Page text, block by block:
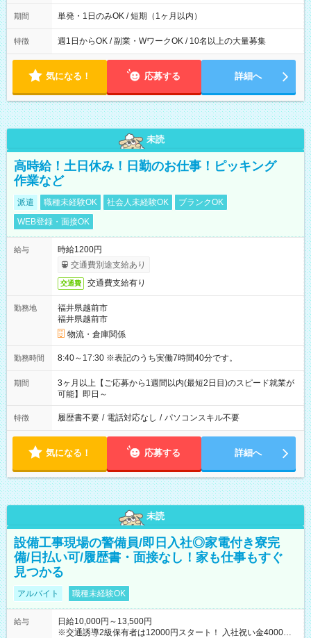
間は 試験により異なります。
期間 単発・1日のみOK / 短期（1ヶ月以内）
特徴 週1日からOK / 副業・WワークOK / 10名以上の大量募集
気になる！ 応募する 詳細へ
未読
高時給！土日休み！日勤のお仕事！ピッキング
作業など
派遣 職種未経験OK 社会人未経験OK
ブランクOK
WEB登録・面接OK
給与
時給1200円
交通費別途支給あり
交通費 交通費支給有り
勤務地
福井県越前市
福井県越前市
物流・倉庫関係
勤務時間 8:40～17:30 ※表記のうち実働7時間40分です。
期間
3ヶ月以上【ご応募から1週間以内(最短2日目)のスピード就業が
可能】即日～
特徴 履歴書不要 / 電話対応なし / パソコンスキル不要
気になる！ 応募する 詳細へ
未読
設備工事現場の警備員/即日入社◎家電付き寮完
備/日払い可/履歴書・面接なし！家も仕事もすぐ
見つかる
アルバイト 職種未経験OK
給与
日給10,000円～13,500円
※交通誘導2級保有者は12000円スタート！ 入社祝い金4000円